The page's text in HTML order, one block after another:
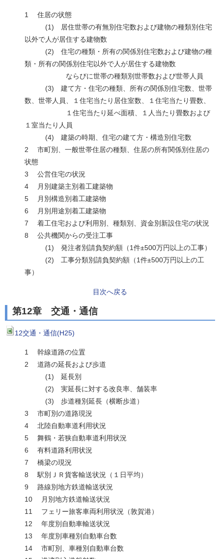
1 住居の状態
(1) 居住世帯の有無別住宅数および建物の種類別住宅
以外で人が居住する建物数
(2) 住宅の種類・所有の関係別住宅数および建物の種
類・所有の関係別住宅以外で人が居住する建物数
ならびに世帯の種類別世帯数および世帯人員
(3) 建て方・住宅の種類、所有の関係別住宅数、世帯
数、世帯人員、１住宅当たり居住室数、１住宅当たり畳数、
１住宅当たり延べ面積、１人当たり畳数および
１室当たり人員
(4) 建築の時期、住宅の建て方・構造別住宅数
2 市町別、一般世帯住居の種類、住居の所有関係別住居の
状態
3 公営住宅の状況
4 月別建築主別着工建築物
5 月別構造別着工建築物
6 月別用途別着工建築物
7 着工住宅および利用別、種類別、資金別新設住宅の状況
8 公共機関からの受注工事
(1) 発注者別請負契約額（1件±500万円以上の工事）
(2) 工事分類別請負契約額（1件±500万円以上の工
事）
目次へ戻る
第12章 交通・通信
12交通・通信(H25)
1 幹線道路の位置
2 道路の延長および歩道
(1) 延長別
(2) 実延長に対する改良率、舗装率
(3) 歩道種別延長（横断歩道）
3 市町別の道路現況
4 北陸自動車道利用状況
5 舞鶴・若狭自動車道利用状況
6 有料道路利用状況
7 橋梁の現況
8 駅別ＪＲ貨客輸送状況（１日平均）
9 路線別地方鉄道輸送状況
10 月別地方鉄道輸送状況
11 フェリー旅客車両利用状況（敦賀港）
12 年度別自動車輸送状況
13 年度別車種別自動車台数
14 市町別、車種別自動車台数